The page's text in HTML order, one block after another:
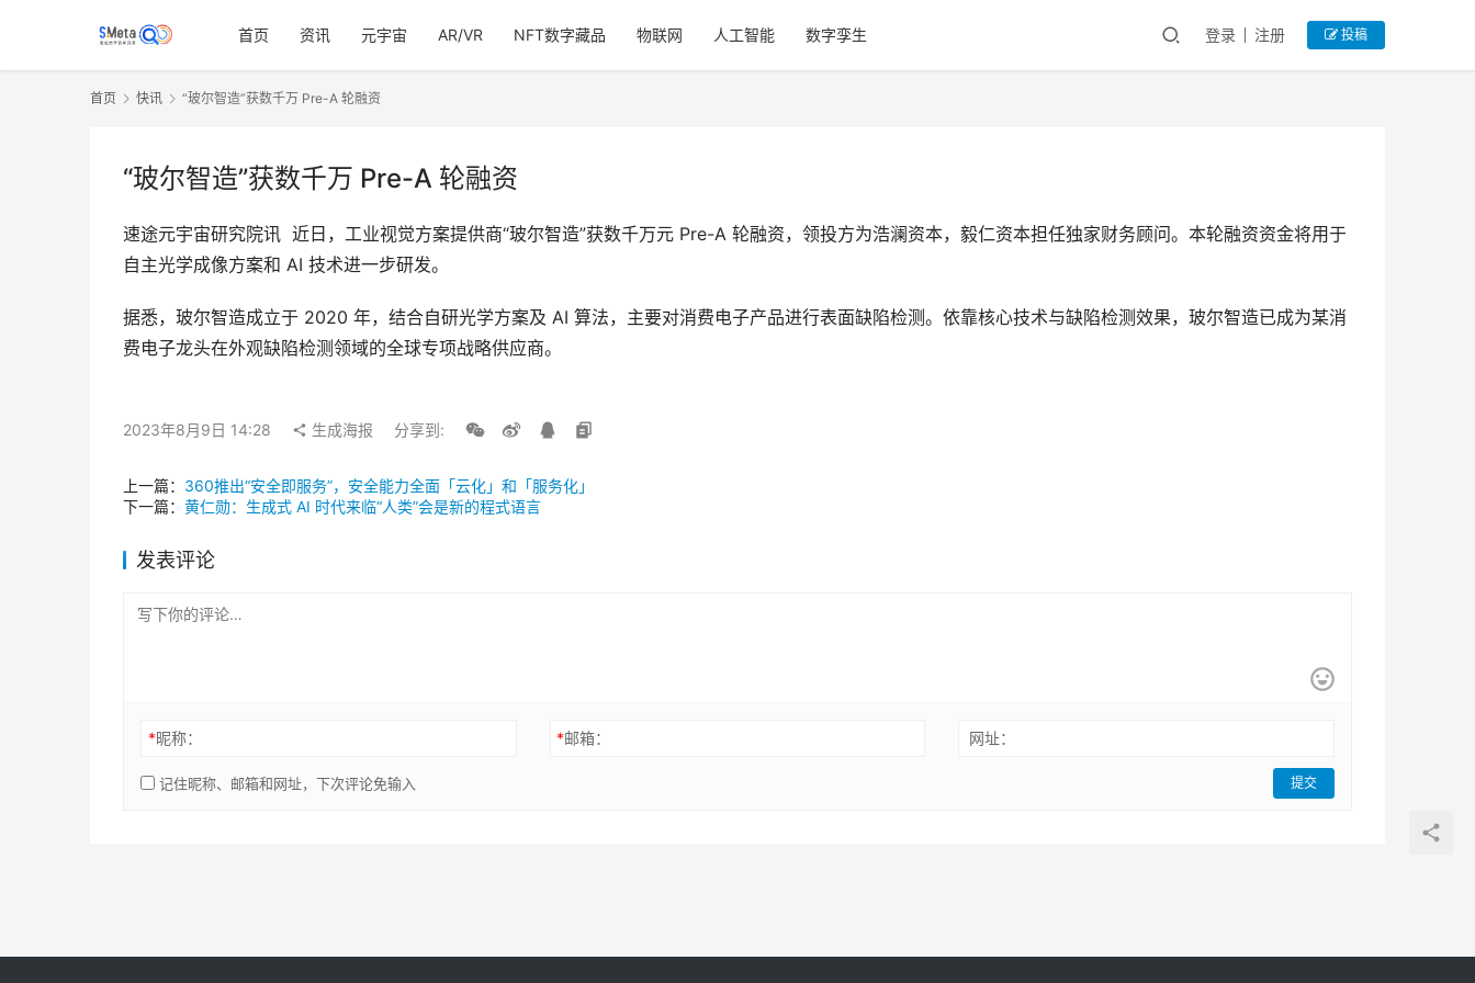
首页 资讯 元宇宙 AR/VR NFT数字藏品 物联网 人工智能 数字孪生 登录 注册 投稿
首页 快讯 “玻尔智造”获数千万 Pre-A 轮融资
“玻尔智造”获数千万 Pre-A 轮融资
速途元宇宙研究院讯  近日，工业视觉方案提供商“玻尔智造”获数千万元 Pre-A 轮融资，领投方为浩澜资本，毅仁资本担任独家财务顾问。本轮融资资金将用于
自主光学成像方案和 AI 技术进一步研发。
据悉，玻尔智造成立于 2020 年，结合自研光学方案及 AI 算法，主要对消费电子产品进行表面缺陷检测。依靠核心技术与缺陷检测效果，玻尔智造已成为某消
费电子龙头在外观缺陷检测领域的全球专项战略供应商。
2023年8月9日 14:28 生成海报 分享到:
上一篇： 360推出“安全即服务”，安全能力全面「云化」和「服务化」
下一篇： 黄仁勋：生成式 AI 时代来临“人类”会是新的程式语言
发表评论
*昵称： *邮箱： 网址：
记住昵称、邮箱和网址，下次评论免输入 提交